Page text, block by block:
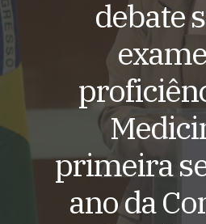
debate
primeira
ano da